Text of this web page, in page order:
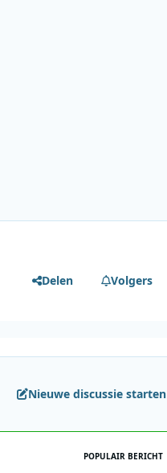
Delen Volgers
Nieuwe discussie starten
POPULAIR BERICHT